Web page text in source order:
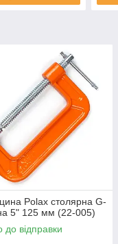
Polax столярна G-
5" 125 мм (22-005)
до відправки